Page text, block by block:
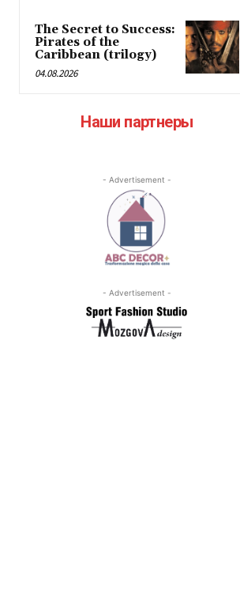
The Secret to Success:
Pirates of the
Caribbean (trilogy)
04.08.2026
Наши партнеры
- Advertisement -
- Advertisement -